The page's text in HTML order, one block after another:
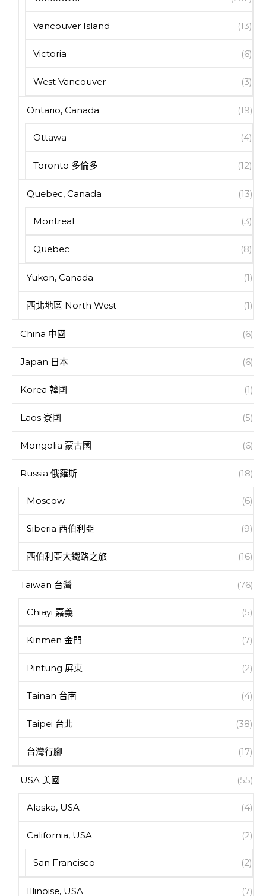
Vancouver Island (13)
Victoria (6)
West Vancouver (3)
Ontario, Canada (19)
Ottawa (4)
Toronto 多倫多 (12)
Quebec, Canada (13)
Montreal (3)
Quebec (8)
Yukon, Canada (1)
西北地區 North West (1)
China 中國 (6)
Japan 日本 (6)
Korea 韓國 (1)
Laos 寮國 (5)
Mongolia 蒙古國 (6)
Russia 俄羅斯 (18)
Moscow (6)
Siberia 西伯利亞 (9)
西伯利亞大鐵路之旅 (16)
Taiwan 台灣 (76)
Chiayi 嘉義 (5)
Kinmen 金門 (7)
Pintung 屏東 (2)
Tainan 台南 (4)
Taipei 台北 (38)
台灣行腳 (17)
USA 美國 (55)
Alaska, USA (4)
California, USA (2)
San Francisco (2)
Illinoise, USA (7)